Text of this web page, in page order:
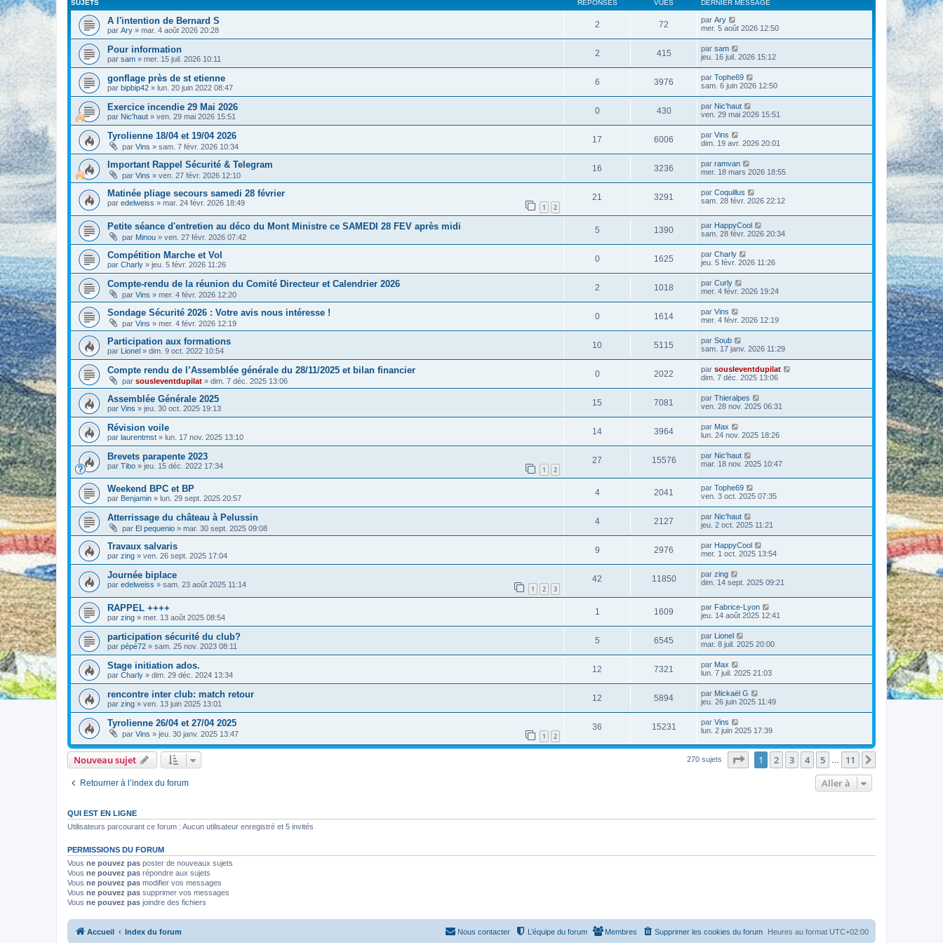
SUJETS RÉPONSES VUES DERNIER MESSAGE
A l'intention de Bernard S
par Ary » mar. 4 août 2026 20:28
2 72 par Ary
mer. 5 août 2026 12:50
Pour information
par sam » mer. 15 juil. 2026 10:11
2 415 par sam
jeu. 16 juil. 2026 15:12
gonflage près de st etienne
par bipbip42 » lun. 20 juin 2022 08:47
6 3976 par Tophe69
sam. 6 juin 2026 12:50
Exercice incendie 29 Mai 2026
par Nic'haut » ven. 29 mai 2026 15:51
0 430 par Nic'haut
ven. 29 mai 2026 15:51
Tyrolienne 18/04 et 19/04 2026
par Vins » sam. 7 févr. 2026 10:34
17 6006 par Vins
dim. 19 avr. 2026 20:01
Important Rappel Sécurité & Telegram
par Vins » ven. 27 févr. 2026 12:10
16 3236 par ramvan
mer. 18 mars 2026 18:55
Matinée pliage secours samedi 28 février
par edelweiss » mar. 24 févr. 2026 18:49 1 2
21 3291 par Coquillus
sam. 28 févr. 2026 22:12
Petite séance d'entretien au déco du Mont Ministre ce SAMEDI 28 FEV après midi
par Minou » ven. 27 févr. 2026 07:42
5 1390 par HappyCool
sam. 28 févr. 2026 20:34
Compétition Marche et Vol
par Charly » jeu. 5 févr. 2026 11:26
0 1625 par Charly
jeu. 5 févr. 2026 11:26
Compte-rendu de la réunion du Comité Directeur et Calendrier 2026
par Vins » mer. 4 févr. 2026 12:20
2 1018 par Curly
mer. 4 févr. 2026 19:24
Sondage Sécurité 2026 : Votre avis nous intéresse !
par Vins » mer. 4 févr. 2026 12:19
0 1614 par Vins
mer. 4 févr. 2026 12:19
Participation aux formations
par Lionel » dim. 9 oct. 2022 10:54
10 5115 par Soub
sam. 17 janv. 2026 11:29
Compte rendu de l’Assemblée générale du 28/11/2025 et bilan financier
par sousleventdupilat » dim. 7 déc. 2025 13:06
0 2022 par sousleventdupilat
dim. 7 déc. 2025 13:06
Assemblée Générale 2025
par Vins » jeu. 30 oct. 2025 19:13
15 7081 par Thieralpes
ven. 28 nov. 2025 06:31
Révision voile
par laurentmst » lun. 17 nov. 2025 13:10
14 3964 par Max
lun. 24 nov. 2025 18:26
Brevets parapente 2023
par Tibo » jeu. 15 déc. 2022 17:34 1 2
27 15576 par Nic'haut
mar. 18 nov. 2025 10:47
Weekend BPC et BP
par Benjamin » lun. 29 sept. 2025 20:57
4 2041 par Tophe69
ven. 3 oct. 2025 07:35
Atterrissage du château à Pelussin
par El pequenio » mar. 30 sept. 2025 09:08
4 2127 par Nic'haut
jeu. 2 oct. 2025 11:21
Travaux salvaris
par zing » ven. 26 sept. 2025 17:04
9 2976 par HappyCool
mer. 1 oct. 2025 13:54
Journée biplace
par edelweiss » sam. 23 août 2025 11:14 1 2 3
42 11850 par zing
dim. 14 sept. 2025 09:21
RAPPEL ++++
par zing » mer. 13 août 2025 08:54
1 1609 par Fabrice-Lyon
jeu. 14 août 2025 12:41
participation sécurité du club?
par pépé72 » sam. 25 nov. 2023 08:11
5 6545 par Lionel
mar. 8 juil. 2025 20:00
Stage initiation ados.
par Charly » dim. 29 déc. 2024 13:34
12 7321 par Max
lun. 7 juil. 2025 21:03
rencontre inter club: match retour
par zing » ven. 13 juin 2025 13:01
12 5894 par Mickaël G
jeu. 26 juin 2025 11:49
Tyrolienne 26/04 et 27/04 2025
par Vins » jeu. 30 janv. 2025 13:47 1 2
36 15231 par Vins
lun. 2 juin 2025 17:39
Nouveau sujet 270 sujets Page sur11
1 2 3 4 5 … 11
Retourner à l’index du forum Aller à
QUI EST EN LIGNE
Utilisateurs parcourant ce forum : Aucun utilisateur enregistré et 5 invités
PERMISSIONS DU FORUM
Vous ne pouvez pas poster de nouveaux sujets
Vous ne pouvez pas répondre aux sujets
Vous ne pouvez pas modifier vos messages
Vous ne pouvez pas supprimer vos messages
Vous ne pouvez pas joindre des fichiers
Accueil Index du forum Heures au format UTC+02:00
Supprimer les cookies du forum
Membres
L’équipe du forum
Nous contacter